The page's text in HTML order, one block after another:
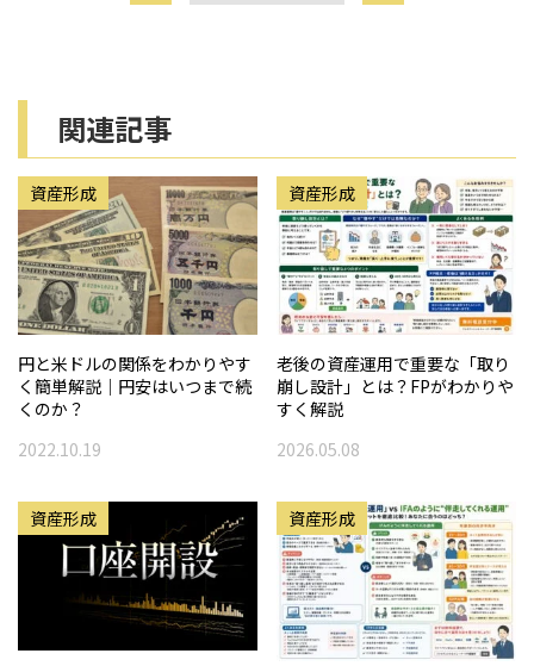
関連記事
資産形成
円と米ドルの関係をわかりやす
く簡単解説｜円安はいつまで続
くのか？
2022.10.19
資産形成
老後の資産運用で重要な「取り
崩し設計」とは？FPがわかりや
すく解説
2026.05.08
資産形成 資産形成